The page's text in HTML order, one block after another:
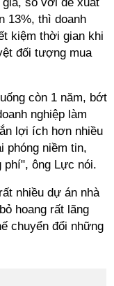
13%, thì doanh
kiệm thời gian khi
đối tượng mua
còn 1 năm, bớt
nghiệp làm
lợi ích hơn nhiều
phóng niềm tin,
phí", ông Lực nói.
nhiều dự án nhà
hoang rất lãng
chuyển đổi những